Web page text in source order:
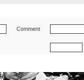
Comment